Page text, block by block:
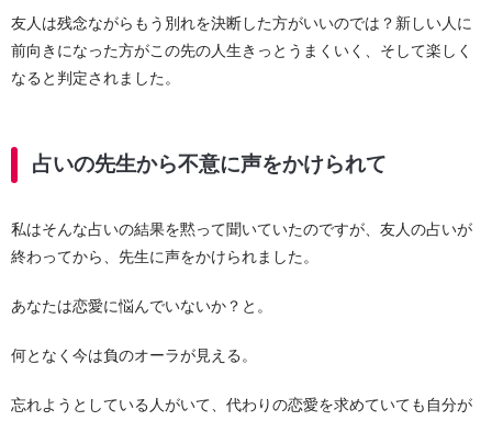
友人は残念ながらもう別れを決断した方がいいのでは？新しい人に
前向きになった方がこの先の人生きっとうまくいく、そして楽しく
なると判定されました。
占いの先生から不意に声をかけられて
私はそんな占いの結果を黙って聞いていたのですが、友人の占いが
終わってから、先生に声をかけられました。
あなたは恋愛に悩んでいないか？と。
何となく今は負のオーラが見える。
忘れようとしている人がいて、代わりの恋愛を求めていても自分が